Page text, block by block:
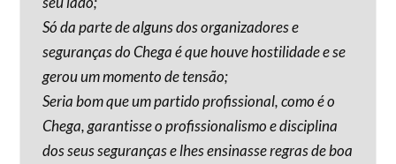
Só da parte de alguns dos organizadores e
seguranças do Chega é que houve hostilidade e se
gerou um momento de tensão;
Seria bom que um partido profissional, como é o
Chega, garantisse o profissionalismo e disciplina
dos seus seguranças e lhes ensinasse regras de boa